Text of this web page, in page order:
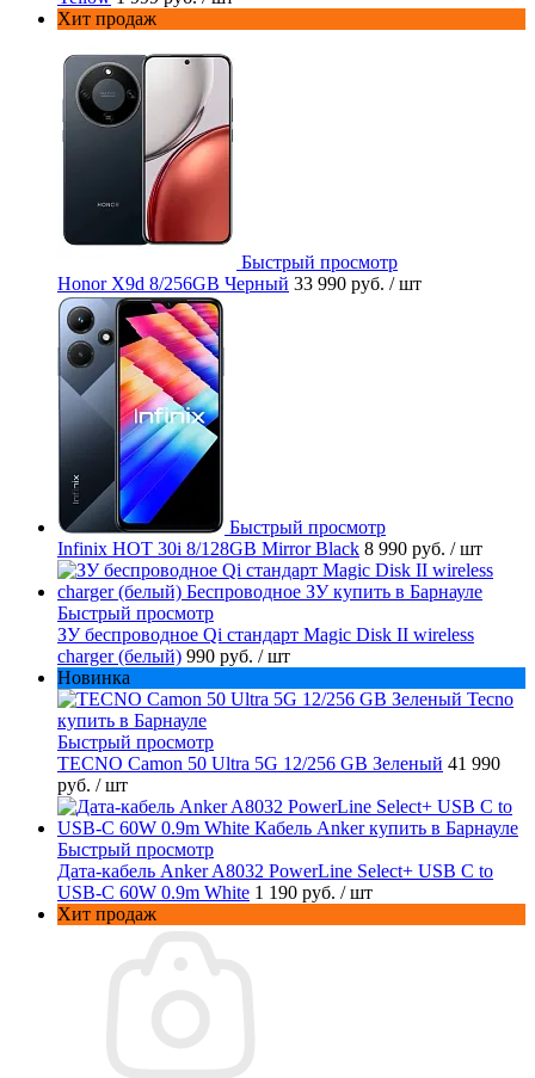
Хит продаж
Быстрый просмотр
Honor X9d 8/256GB Черный 33 990 руб. / шт
Быстрый просмотр
Infinix HOT 30i 8/128GB Mirror Black 8 990 руб. / шт
Быстрый просмотр
ЗУ беспроводное Qi стандарт Magic Disk II wireless
charger (белый) 990 руб. / шт
Новинка
Быстрый просмотр
TECNO Camon 50 Ultra 5G 12/256 GB Зеленый 41 990
руб. / шт
Быстрый просмотр
Дата-кабель Anker A8032 PowerLine Select+ USB C to
USB-C 60W 0.9m White 1 190 руб. / шт
Хит продаж